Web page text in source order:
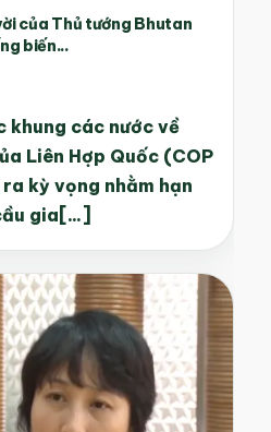
của Thủ tướng Bhutan
biến...
khung các nước về
Liên Hợp Quốc (COP
kỳ vọng nhằm hạn
gia[...]